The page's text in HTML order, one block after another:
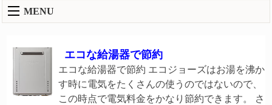
MENU
エコな給湯器で節約
エコな給湯器で節約 エコジョーズはお湯を沸か
す時に電気をたくさんの使うのではないので、
この時点で電気料金をかなり節約できます。 さ